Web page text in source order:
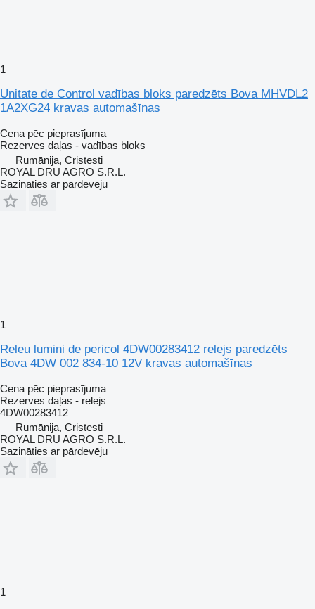
1
Unitate de Control vadības bloks paredzēts Bova MHVDL2
1A2XG24 kravas automašīnas
Cena pēc pieprasījuma
Rezerves daļas - vadības bloks
Rumānija, Cristesti
ROYAL DRU AGRO S.R.L.
Sazināties ar pārdevēju
1
Releu lumini de pericol 4DW00283412 relejs paredzēts
Bova 4DW 002 834-10 12V kravas automašīnas
Cena pēc pieprasījuma
Rezerves daļas - relejs
4DW00283412
Rumānija, Cristesti
ROYAL DRU AGRO S.R.L.
Sazināties ar pārdevēju
1